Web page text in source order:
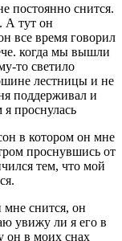
постоянно снится.
А тут он
все время говорил
когда мы вышли
то светило
лестницы и не
поддерживал и
я проснулась
в котором он мне
проснувшись от
тем, что мой
мне снится, он
увижу ли я его в
он в моих снах